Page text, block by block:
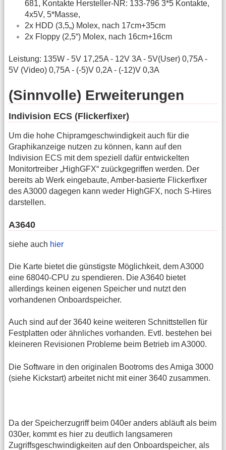
681, Kontakte Hersteller-NR: 133-796 3*5 Kontakte,
4x5V, 5*Masse,
2x HDD (3,5„) Molex, nach 17cm+35cm
2x Floppy (2,5“) Molex, nach 16cm+16cm
Leistung: 135W - 5V 17,25A - 12V 3A - 5V(User) 0,75A -
5V (Video) 0,75A - (-5)V 0,2A - (-12)V 0,3A
(Sinnvolle) Erweiterungen
Indivision ECS (Flickerfixer)
Um die hohe Chipramgeschwindigkeit auch für die
Graphikanzeige nutzen zu können, kann auf den
Indivision ECS mit dem speziell dafür entwickelten
Monitortreiber „HighGFX“ zuückgegriffen werden. Der
bereits ab Werk eingebaute, Amber-basierte Flickerfixer
des A3000 dagegen kann weder HighGFX, noch S-Hires
darstellen.
A3640
siehe auch hier
Die Karte bietet die günstigste Möglichkeit, dem A3000
eine 68040-CPU zu spendieren. Die A3640 bietet
allerdings keinen eigenen Speicher und nutzt den
vorhandenen Onboardspeicher.
Auch sind auf der 3640 keine weiteren Schnittstellen für
Festplatten oder ähnliches vorhanden. Evtl. bestehen bei
kleineren Revisionen Probleme beim Betrieb im A3000.
Die Software in den originalen Bootroms des Amiga 3000
(siehe Kickstart) arbeitet nicht mit einer 3640 zusammen.
Da der Speicherzugriff beim 040er anders abläuft als beim
030er, kommt es hier zu deutlich langsameren
Zugriffsgeschwindigkeiten auf den Onboardspeicher, als